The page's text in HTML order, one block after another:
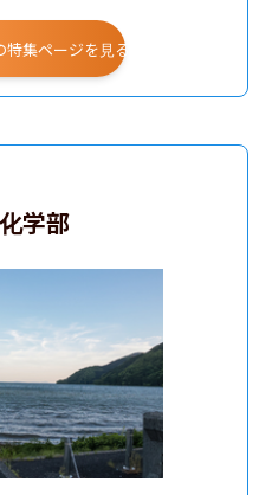
特集ページを見る
学部